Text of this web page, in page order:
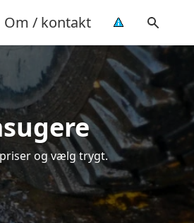
Om / kontakt
og vælg trygt.